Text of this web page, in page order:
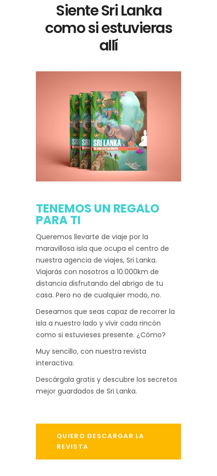
Siente Sri Lanka
como si estuvieras
allí
TENEMOS UN REGALO
PARA TI
Queremos llevarte de viaje por la
maravillosa isla que ocupa el centro de
nuestra agencia de viajes, Sri Lanka.
Viajarás con nosotros a 10.000km de
distancia disfrutando del abrigo de tu
casa. Pero no de cualquier modo, no.
Deseamos que seas capaz de recorrer la
isla a nuestro lado y vivir cada rincón
como si estuvieses presente. ¿Cómo?
Muy sencillo, con nuestra revista
interactiva.
Descárgala gratis y descubre los secretos
mejor guardados de Sri Lanka.
QUIERO DESCARGAR LA
REVISTA